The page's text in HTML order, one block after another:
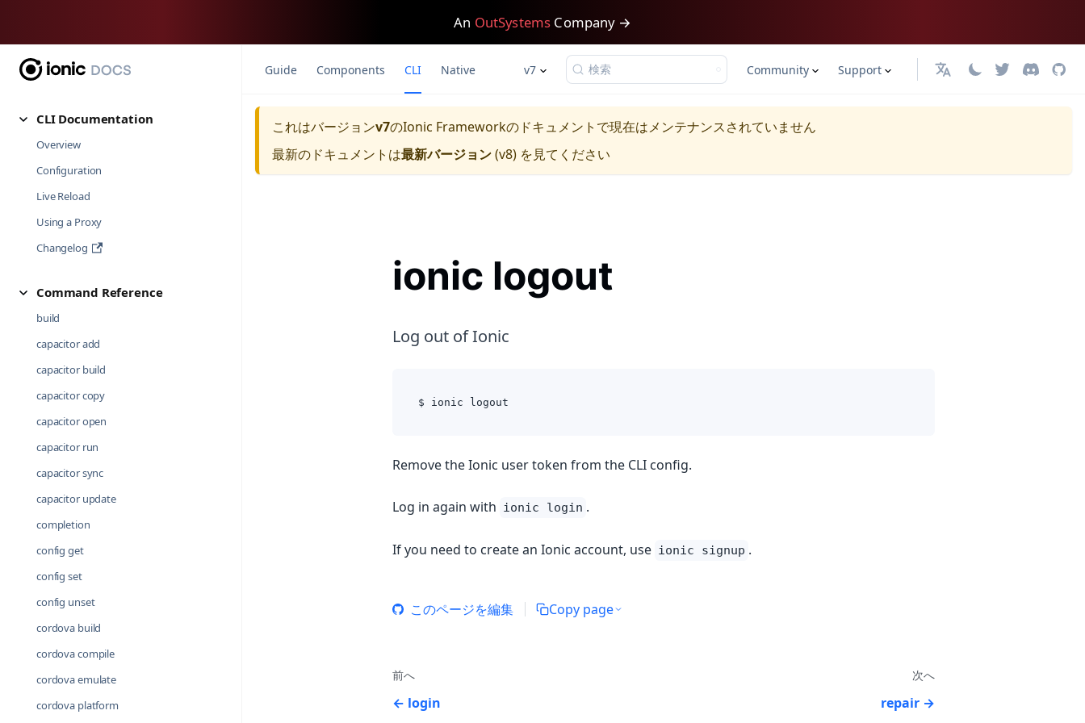
An OutSystems Company →
CLI Documentation
Overview
Configuration
Live Reload
Using a Proxy
Changelog
Command Reference
build
capacitor add
capacitor build
capacitor copy
capacitor open
capacitor run
capacitor sync
capacitor update
completion
config get
config set
config unset
cordova build
cordova compile
cordova emulate
cordova platform
Guide Components CLI Native v7 検索 Community Support 日本語
これはバージョンv7のIonic Frameworkのドキュメントで現在はメンテナンスされていません
最新のドキュメントは最新バージョン(v8) を見てください
ionic logout
Log out of Ionic
$ ionic logout
Remove the Ionic user token from the CLI config.
Log in again with ionic login .
If you need to create an Ionic account, use ionic signup .
このページを編集 Copy page
前へ
login
次へ
repair